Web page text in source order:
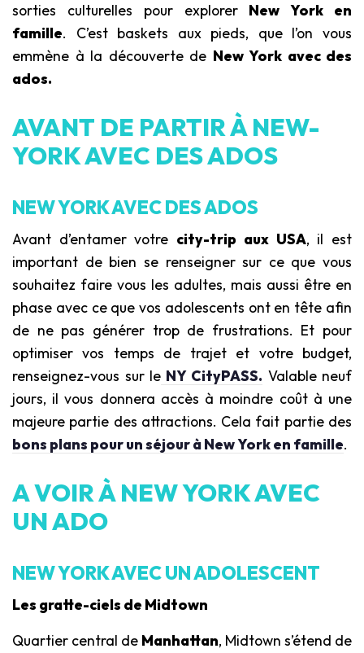
sorties culturelles pour explorer New York en
famille. C’est baskets aux pieds, que l’on vous
emmène à la découverte de New York avec des
ados.
AVANT DE PARTIR À NEW-
YORK AVEC DES ADOS
NEW YORK AVEC DES ADOS
Avant d’entamer votre city-trip aux USA, il est
important de bien se renseigner sur ce que vous
souhaitez faire vous les adultes, mais aussi être en
phase avec ce que vos adolescents ont en tête afin
de ne pas générer trop de frustrations. Et pour
optimiser vos temps de trajet et votre budget,
renseignez-vous sur le NY CityPASS. Valable neuf
jours, il vous donnera accès à moindre coût à une
majeure partie des attractions. Cela fait partie des
bons plans pour un séjour à New York en famille.
A VOIR À NEW YORK AVEC
UN ADO
NEW YORK AVEC UN ADOLESCENT
Les gratte-ciels de Midtown
Quartier central de Manhattan, Midtown s’étend de